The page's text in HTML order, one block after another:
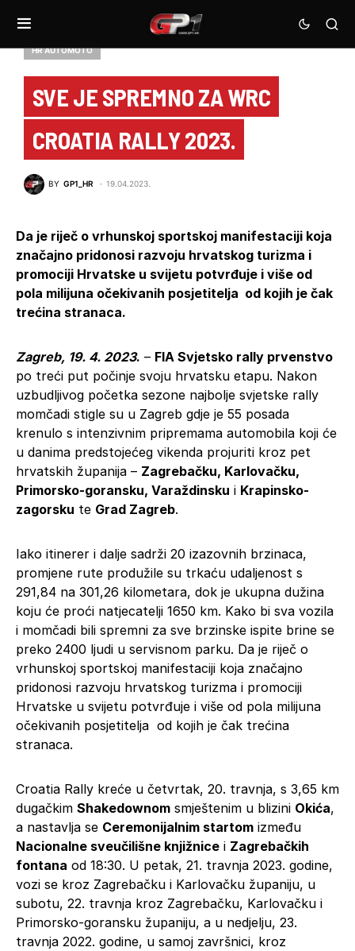
HR AUTOMOTO
SVE JE SPREMNO ZA WRC
CROATIA RALLY 2023.
BY GP1_HR 19.04.2023.
Da je riječ o vrhunskoj sportskoj manifestaciji koja
značajno pridonosi razvoju hrvatskog turizma i
promociji Hrvatske u svijetu potvrđuje i više od
pola milijuna očekivanih posjetitelja od kojih je čak
trećina stranaca.
Zagreb, 19. 4. 2023. – FIA Svjetsko rally prvenstvo
po treći put počinje svoju hrvatsku etapu. Nakon
uzbudljivog početka sezone najbolje svjetske rally
momčadi stigle su u Zagreb gdje je 55 posada
krenulo s intenzivnim pripremama automobila koji će
u danima predstojećeg vikenda projuriti kroz pet
hrvatskih županija – Zagrebačku, Karlovačku,
Primorsko-goransku, Varaždinsku i Krapinsko-
zagorsku te Grad Zagreb.
Iako itinerer i dalje sadrži 20 izazovnih brzinaca,
promjene rute produžile su trkaću udaljenost s
291,84 na 301,26 kilometara, dok je ukupna dužina
koju će proći natjecatelji 1650 km. Kako bi sva vozila
i momčadi bili spremni za sve brzinske ispite brine se
preko 2400 ljudi u servisnom parku. Da je riječ o
vrhunskoj sportskoj manifestaciji koja značajno
pridonosi razvoju hrvatskog turizma i promociji
Hrvatske u svijetu potvrđuje i više od pola milijuna
očekivanih posjetitelja od kojih je čak trećina
stranaca.
Croatia Rally kreće u četvrtak, 20. travnja, s 3,65 km
dugačkim Shakedownom smještenim u blizini Okića,
a nastavlja se Ceremonijalnim startom između
Nacionalne sveučilišne knjižnice i Zagrebačkih
fontana od 18:30. U petak, 21. travnja 2023. godine,
vozi se kroz Zagrebačku i Karlovačku županiju, u
subotu, 22. travnja kroz Zagrebačku, Karlovačku i
Primorsko-goransku županiju, a u nedjelju, 23.
travnja 2022. godine, u samoj završnici, kroz